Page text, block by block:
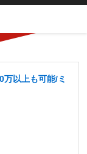
以上も可能/ミ